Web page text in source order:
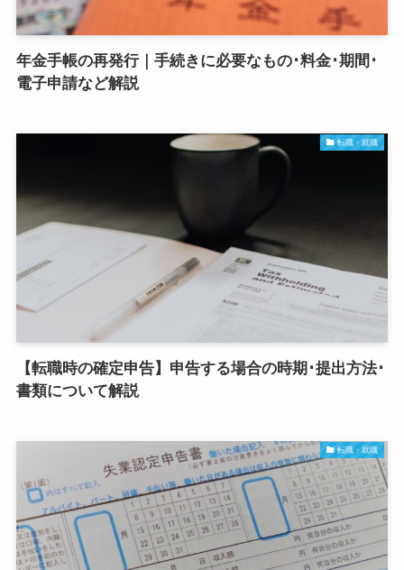
年金手帳の再発行｜手続きに必要なもの･料金･期間･
電子申請など解説
転職・就職
【転職時の確定申告】申告する場合の時期･提出方法･
書類について解説
転職・就職